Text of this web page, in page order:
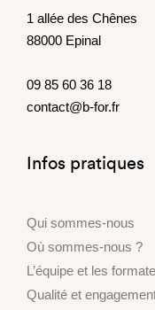
1 allée des Chênes
88000 Epinal
09 85 60 36 18
contact@b-for.fr
Infos pratiques
Qui sommes-nous
Où sommes-nous ?
L’équipe et les
Qualité et